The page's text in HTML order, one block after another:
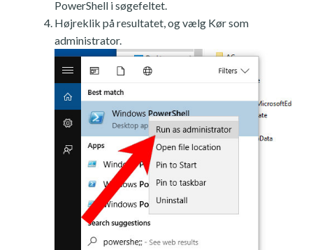
PowerShell i søgefeltet.
Højreklik på resultatet, og vælg Kør som
administrator.